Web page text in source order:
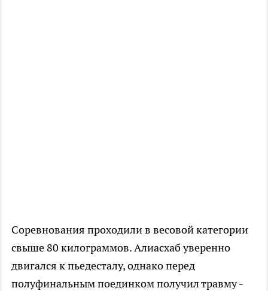
Соревнования проходили в весовой категории
свыше 80 килограммов. Алиасхаб уверенно
двигался к пьедесталу, однако перед
полуфинальным поединком получил травму -